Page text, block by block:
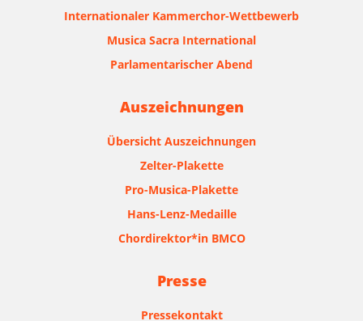
Internationaler Kammerchor-Wettbewerb
Musica Sacra International
Parlamentarischer Abend
Auszeichnungen
Übersicht Auszeichnungen
Zelter-Plakette
Pro-Musica-Plakette
Hans-Lenz-Medaille
Chordirektor*in BMCO
Presse
Pressekontakt